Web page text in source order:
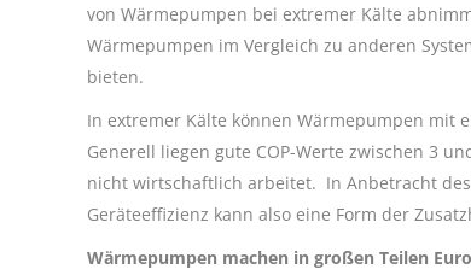
von Wärmepumpen bei extremer Kälte
Wärmepumpen im Vergleich zu anderen
bieten.
In extremer Kälte können Wärmepumpen mit
Generell liegen gute COP-Werte zwischen 3
nicht wirtschaftlich arbeitet. In Anbetracht
Geräteeffizienz kann also eine Form der
Wärmepumpen machen in großen Teilen